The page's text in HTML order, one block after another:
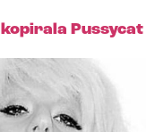
Pussycat